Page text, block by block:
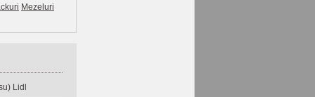
Mezeluri
Lidl